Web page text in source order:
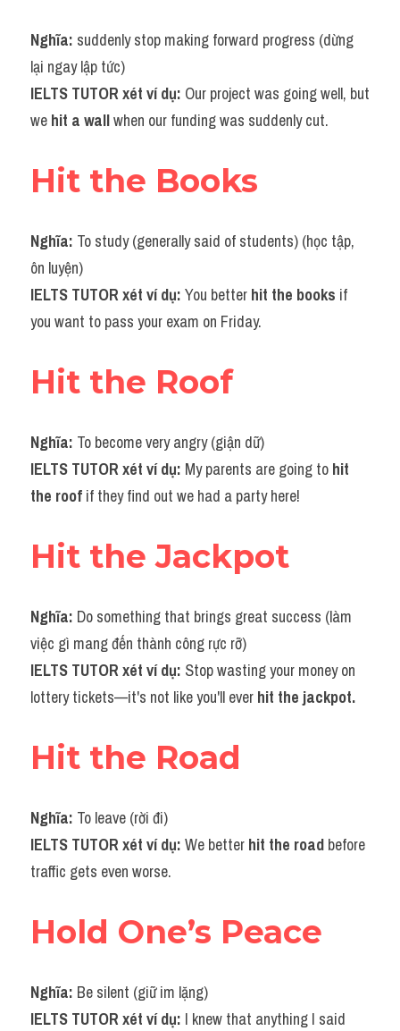
Nghĩa: suddenly stop making forward progress (dừng
lại ngay lập tức)
IELTS TUTOR xét ví dụ: Our project was going well, but
we hit a wall when our funding was suddenly cut.
Hit the Books
Nghĩa: To study (generally said of students) (học tập,
ôn luyện)
IELTS TUTOR xét ví dụ: You better hit the books if
you want to pass your exam on Friday.
Hit the Roof
Nghĩa: To become very angry (giận dữ)
IELTS TUTOR xét ví dụ: My parents are going to hit
the roof if they find out we had a party here!
Hit the Jackpot
Nghĩa: Do something that brings great success (làm
việc gì mang đến thành công rực rỡ)
IELTS TUTOR xét ví dụ: Stop wasting your money on
lottery tickets—it's not like you'll ever hit the jackpot.
Hit the Road
Nghĩa: To leave (rời đi)
IELTS TUTOR xét ví dụ: We better hit the road before
traffic gets even worse.
Hold One’s Peace
Nghĩa: Be silent (giữ im lặng)
IELTS TUTOR xét ví dụ: I knew that anything I said